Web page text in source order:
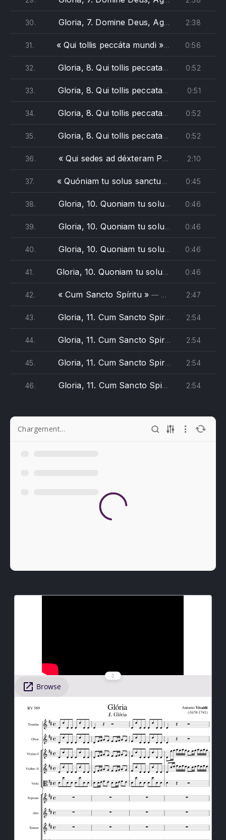
30. Gloria, 7. Domine Deus, Agnus Dei - Vivaldi (basso, battuta 10) 2:38
31. « Qui tollis peccáta mundi » — Antonio
0:56
32. Gloria, 8. Qui tollis peccata mundi - Vivaldi (soprano) 0:52
33. Gloria, 8. Qui tollis peccata mundi - Vivaldi (alto) 0:51
34. Gloria, 8. Qui tollis peccata mundi - Vivaldi (tenore) 0:52
35. Gloria, 8. Qui tollis peccata mundi - Vivaldi (basso) 0:52
36. « Qui sedes ad déxteram Patris » — Antonio
2:10
37. « Quóniam tu solus sanctus » — Antonio
0:45
38. Gloria, 10. Quoniam tu solus sanctus - Vivaldi (soprano) 0:46
39. Gloria, 10. Quoniam tu solus sanctus - Vivaldi (alto) 0:46
40. Gloria, 10. Quoniam tu solus sanctus - Vivaldi (tenore) 0:46
41. Gloria, 10. Quoniam tu solus sanctus - Vivaldi (basso) 0:46
42. « Cum Sancto Spíritu »— Antonio Vivaldi - The Monteverdi Choir, English Baroque Soloists, John Eliot Gardiner 2:47
43. Gloria, 11. Cum Sancto Spiritu - Vivaldi (soprano) 2:54
44. Gloria, 11. Cum Sancto Spiritu - Vivaldi (alto) 2:54
45. Gloria, 11. Cum Sancto Spiritu - Vivaldi (tenore) 2:54
46. Gloria, 11. Cum Sancto Spiritu - Vivaldi (basso) 2:54
Chargement...